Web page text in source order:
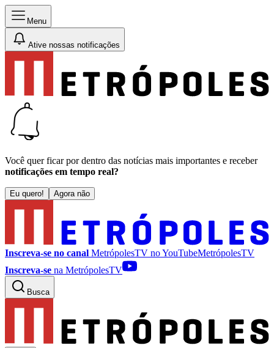
Menu
Ative nossas notificações
Você quer ficar por dentro das notícias mais importantes e receber
notificações em tempo real?
Eu quero! Agora não
Inscreva-se no canal MetrópolesTV noYouTubeMetrópolesTV
Inscreva-se na MetrópolesTV
Busca